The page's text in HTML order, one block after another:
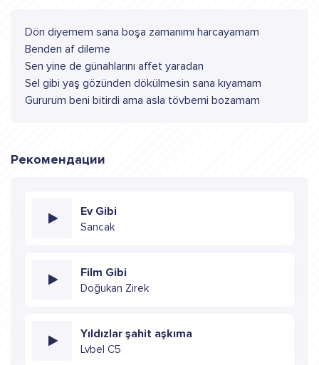
Dön diyemem sana boşa zamanımı harcayamam
Benden af dileme
Sen yine de günahlarını affet yaradan
Sel gibi yaş gözünden dökülmesin sana kıyamam
Gururum beni bitirdi ama asla tövbemi bozamam
Рекомендации
Ev Gibi
Sancak
Film Gibi
Doğukan Zirek
Yıldızlar şahit aşkıma
Lvbel C5